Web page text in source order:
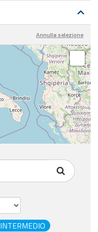
Annulla selezione
INTERMEDIO